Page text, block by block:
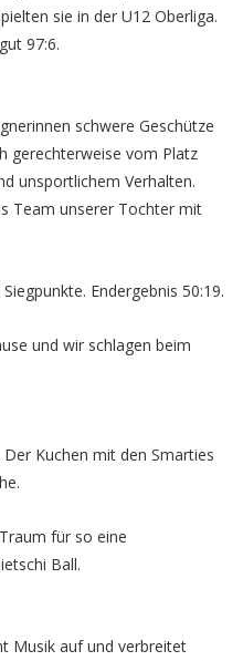
sie in der U12 Oberliga.
97:6.
schwere Geschütze
gerechterweise vom Platz
unsportlichem Verhalten.
Team unserer Tochter mit
Endergebnis 50:19.
und wir schlagen beim
Kuchen mit den Smarties
für so eine
Ball.
Musik auf und verbreitet